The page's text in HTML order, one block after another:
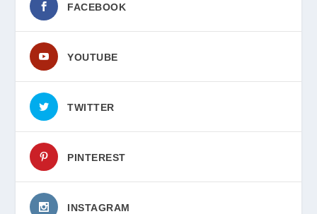
FACEBOOK
YOUTUBE
TWITTER
PINTEREST
INSTAGRAM